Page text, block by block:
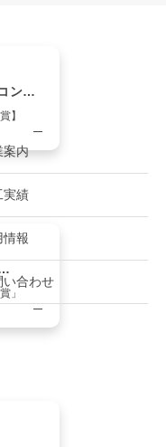
ンテ
】
」
案内
実績
情報
い合わせ